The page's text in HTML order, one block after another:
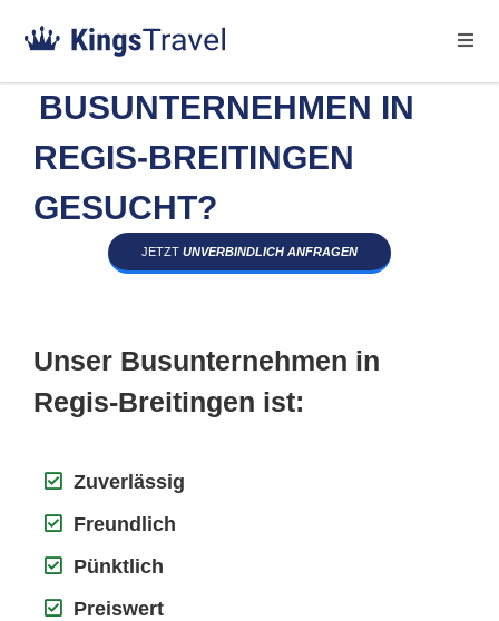
BUSUNTERNEHMEN IN
REGIS-BREITINGEN
GESUCHT?
JETZT UNVERBINDLICH ANFRAGEN
Unser Busunternehmen in
Regis-Breitingen ist:
Zuverlässig
Freundlich
Pünktlich
Preiswert